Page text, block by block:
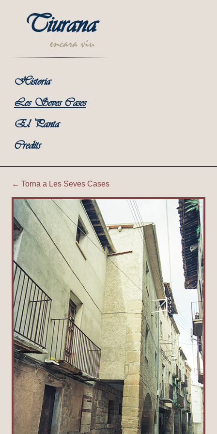
Tiurana
encara viu
Historia
Les Seves Cases
El Panta
Credits
Tiurana | Ca l'Ermengol
← Torna a Les Seves Cases